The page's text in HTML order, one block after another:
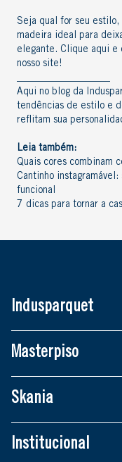
Seja qual for seu estilo,
madeira ideal para
elegante. Clique aqui e
nosso site!
Aqui no blog da
tendências de estilo e
reflitam sua
Leia também:
Quais cores combinam
Cantinho
funcional
7 dicas para tornar a
Indusparquet
Masterpiso
Skania
Institucional